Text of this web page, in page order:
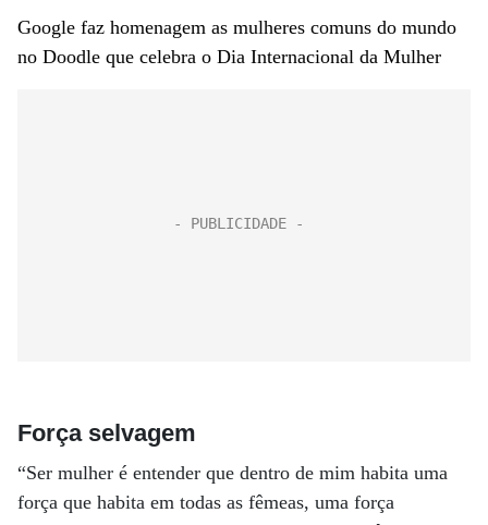
Google faz homenagem as mulheres comuns do mundo
no Doodle que celebra o Dia Internacional da Mulher
Força selvagem
“Ser mulher é entender que dentro de mim habita uma
força que habita em todas as fêmeas, uma força